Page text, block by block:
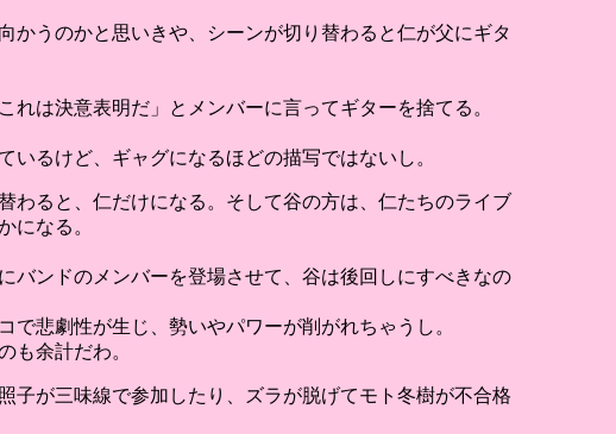
うのかと思いきや、シーンが切り替わると仁が父にギタ
は決意表明だ」とメンバーに言ってギターを捨てる。
るけど、ギャグになるほどの描写ではないし。
わると、仁だけになる。そして谷の方は、仁たちのライブ
になる。
バンドのメンバーを登場させて、谷は後回しにすべきなの
悲劇性が生じ、勢いやパワーが削がれちゃうし。
も余計だわ。
子が三味線で参加したり、ズラが脱げてモト冬樹が不合格